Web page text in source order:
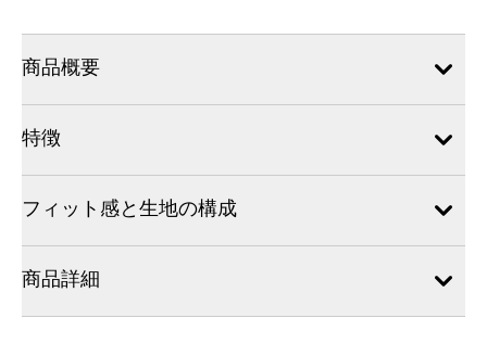
商品概要
特徴
フィット感と生地の構成
商品詳細